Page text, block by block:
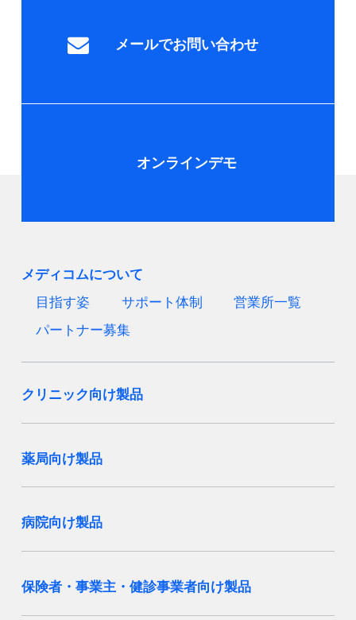
メールでお問い合わせ
オンラインデモ
メディコムについて
目指す姿
サポート体制
営業所一覧
パートナー募集
クリニック向け製品
薬局向け製品
病院向け製品
保険者・事業主・健診事業者向け製品